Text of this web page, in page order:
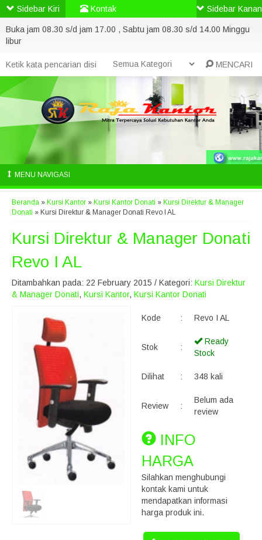
Buka jam 08.30 s/d jam 17.00 , Sabtu jam 08.30 s/d 14.00 Minggu
libur
MENCARI
MENU NAVIGASI
Beranda » Kursi Kantor » Kursi Kantor Donati » Kursi Direktur & Manager
Donati » Kursi Direktur & Manager Donati Revo I AL
Kursi Direktur & Manager Donati
Revo I AL
Ditambahkan pada: 22 February 2015 / Kategori: Kursi Direktur
& Manager Donati, Kursi Kantor, Kursi Kantor Donati
Kode : Revo I AL
Stok :
Ready
Stock
Dilihat : 348 kali
Review :
Belum ada
review
INFO
HARGA
Silahkan menghubungi
kontak kami untuk
mendapatkan informasi
harga produk ini.
Sidebar Kiri Kontak Sidebar Kanan